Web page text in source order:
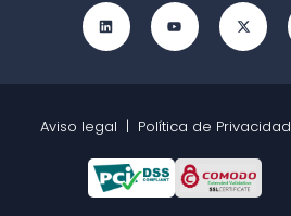
Aviso legal | Política de Privacidad